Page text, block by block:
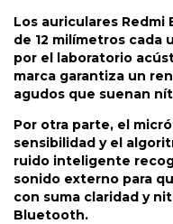
Los auriculares
de 12 milímetros cada
por el laboratorio
marca garantiza un
agudos que suenan
Por otra parte, el
sensibilidad y el
ruido inteligente
sonido externo para
con suma claridad y
Bluetooth.